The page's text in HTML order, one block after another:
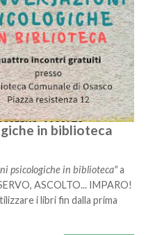
in biblioteca
psicologiche in biblioteca"a
ASCOLTO... IMPARO!
i libri fin dalla prima